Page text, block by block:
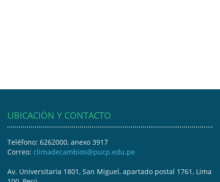
UBICACIÓN Y CONTACTO
Teléfono: 6262000, anexo 3917
Correo: climadecambios@pucp.edu.pe
Av. Universitaria 1801, San Miguel, apartado postal 1761, Lima